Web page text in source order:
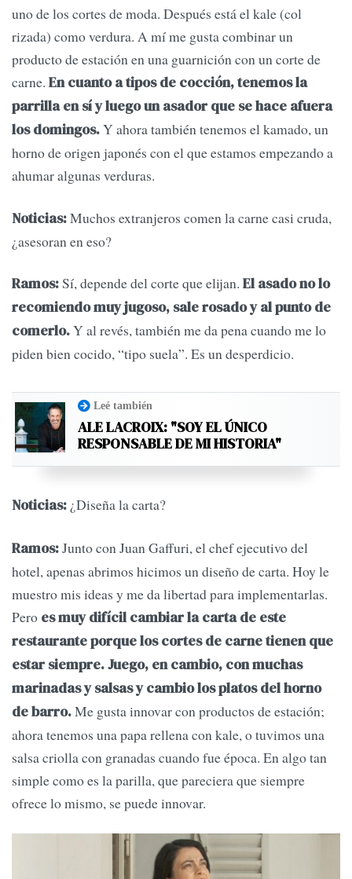
uno de los cortes de moda. Después está el kale (col
rizada) como verdura. A mí me gusta combinar un
producto de estación en una guarnición con un corte de
carne. En cuanto a tipos de cocción, tenemos la
parrilla en sí y luego un asador que se hace afuera
los domingos.Y ahora también tenemos el kamado, un
horno de origen japonés con el que estamos empezando a
ahumar algunas verduras.
Noticias:Muchos extranjeros comen la carne casi cruda,
¿asesoran en eso?
Ramos:Sí, depende del corte que elijan. El asado no lo
recomiendo muy jugoso, sale rosado y al punto de
comerlo.Y al revés, también me da pena cuando me lo
piden bien cocido, “tipo suela”. Es un desperdicio.
Leé también
ALE LACROIX: "SOY EL ÚNICO
RESPONSABLE DE MI HISTORIA"
Noticias: ¿Diseña la carta?
Ramos:Junto con Juan Gaffuri, el chef ejecutivo del
hotel, apenas abrimos hicimos un diseño de carta. Hoy le
muestro mis ideas y me da libertad para implementarlas.
Pero es muy difícil cambiar la carta de este
restaurante porque los cortes de carne tienen que
estar siempre. Juego, en cambio, con muchas
marinadas y salsas y cambio los platos del horno
de barro.Me gusta innovar con productos de estación;
ahora tenemos una papa rellena con kale, o tuvimos una
salsa criolla con granadas cuando fue época. En algo tan
simple como es la parilla, que pareciera que siempre
ofrece lo mismo, se puede innovar.